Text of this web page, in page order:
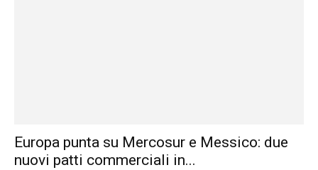
Europa punta su Mercosur e Messico: due
nuovi patti commerciali in...